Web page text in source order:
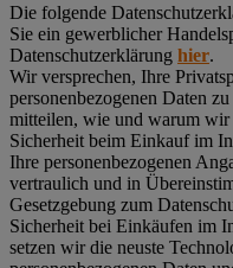
Die folgende
Sie ein gewerblicher
Datenschutzerklärung hier.
Wir versprechen, Ihre
personenbezogenen Daten
mitteilen, wie und warum wir
Sicherheit beim Einkauf im
Ihre personenbezogenen
vertraulich und in
Gesetzgebung zum
Sicherheit bei Einkäufen im
setzen wir die neuste